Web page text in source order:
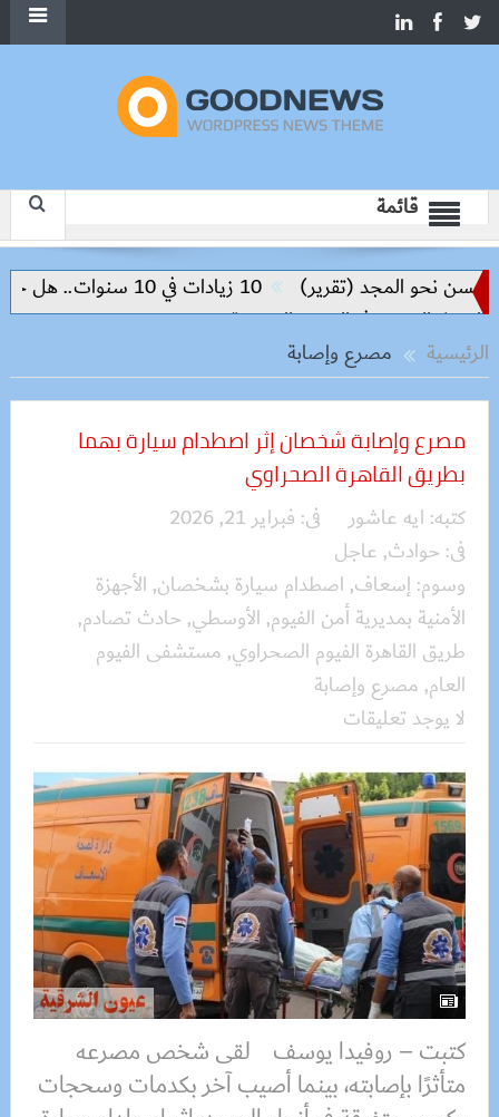
قائمة
10 زيادات في 10 سنوات.. هل حان الوقت لرفع دعم البنزين نهائيا؟
الرئيسية
مصرع وإصابة
مصرع وإصابة شخصان إثر اصطدام سيارة بهما
بطريق القاهرة الصحراوي
كتبه: ايه عاشور فى: فبراير 21, 2026
فى: حوادث, عاجل
وسوم: إسعاف, اصطدام سيارة بشخصان, الأجهزة
الأمنية بمديرية أمن الفيوم, الأوسطي, حادث تصادم,
طريق القاهرة الفيوم الصحراوي, مستشفى الفيوم
العام, مصرع وإصابة
لا يوجد تعليقات
كتبت – روفيدا يوسف لقى شخص مصرعه
متأثرًا بإصابته، بينما أصيب آخر بكدمات وسحجات